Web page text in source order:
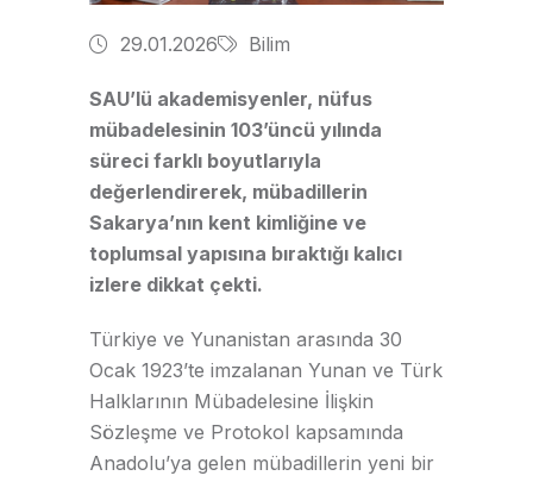
29.01.2026 Bilim
SAU’lü akademisyenler, nüfus
mübadelesinin 103’üncü yılında
süreci farklı boyutlarıyla
değerlendirerek, mübadillerin
Sakarya’nın kent kimliğine ve
toplumsal yapısına bıraktığı kalıcı
izlere dikkat çekti.
Türkiye ve Yunanistan arasında 30
Ocak 1923’te imzalanan Yunan ve Türk
Halklarının Mübadelesine İlişkin
Sözleşme ve Protokol kapsamında
Anadolu’ya gelen mübadillerin yeni bir